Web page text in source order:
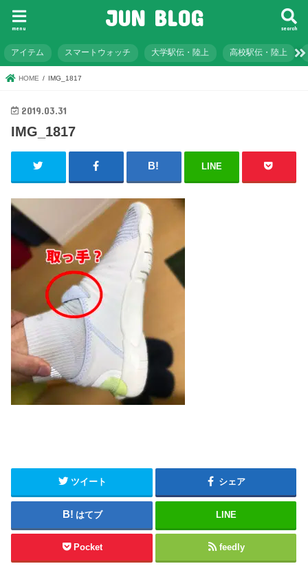
JUN BLOG search
menu
アイテム スマートウォッチ 大学駅伝・陸上 高校駅伝・陸上
HOME IMG_1817
2019.03.31
IMG_1817
LINE
ツイート シェア
はてブ LINE
Pocket feedly